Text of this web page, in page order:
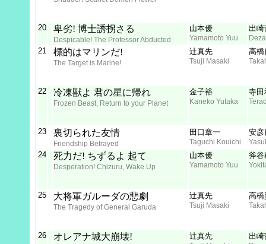
20 卑劣! 博士誘拐さる
Despicable! The Professor Abducted
山本優
Yamamoto Yuu
出崎
21 標的はマリンだ!
The Target is Marine!
辻真先
Tsuji Masaki
高橋
22 冷凍獣よ 君の星に帰れ
Frozen Beast, Return to your Planet
金子裕
Kaneko Yutaka
寺田
23 裏切られた友情
Friendship Betrayed
田口章一
Taguchi Kouichi
安彦
24 死力だ! ちずるよ 起て
Desperation! Chizuru, Wake Up
山本優
Yamamoto Yuu
斧谷
25 大将軍ガルーダの悲劇
The Tragedy of General Garuda
辻真先
Tsuji Masaki
高橋
26 オレアナ城大崩壊! 辻真先 出崎